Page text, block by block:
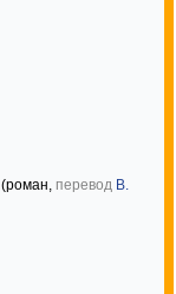
(роман, перевод B.